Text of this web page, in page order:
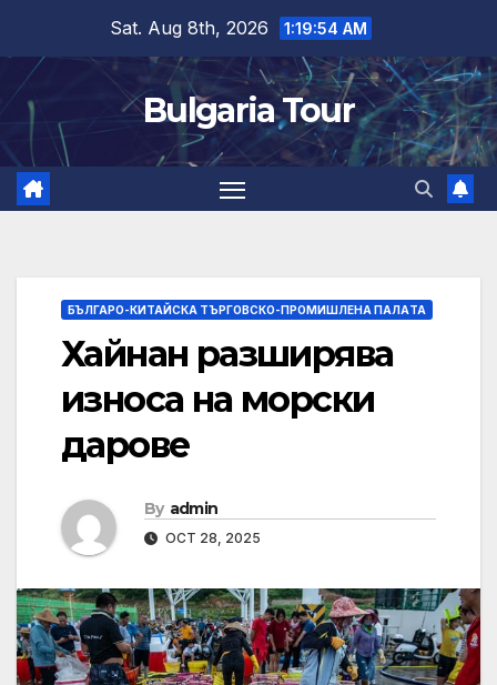
content
Sat. Aug 8th, 2026 1:19:55 AM
Bulgaria Tour
БЪЛГАРО-КИТАЙСКА ТЪРГОВСКО-ПРОМИШЛЕНА ПАЛAТА
Хайнан разширява
износа на морски
дарове
By admin
OCT 28, 2025